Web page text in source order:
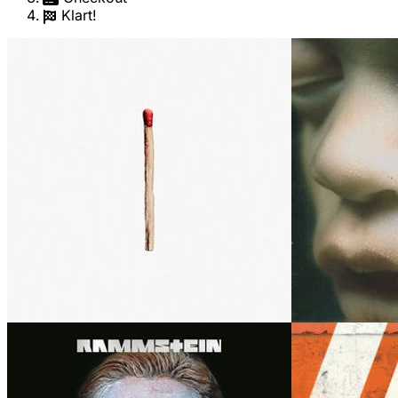
Klart!